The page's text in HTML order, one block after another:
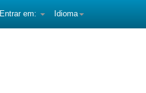
Idioma
Entrar em: